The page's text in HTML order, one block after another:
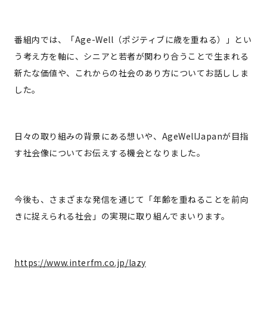
番組内では、「Age-Well（ポジティブに歳を重ねる）」とい
う考え方を軸に、シニアと若者が関わり合うことで生まれる
新たな価値や、これからの社会のあり方についてお話ししま
した。
日々の取り組みの背景にある想いや、AgeWellJapanが目指
す社会像についてお伝えする機会となりました。
今後も、さまざまな発信を通じて「年齢を重ねることを前向
きに捉えられる社会」の実現に取り組んでまいります。
https://www.interfm.co.jp/lazy